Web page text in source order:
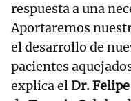
respuesta a una
Aportaremos
el desarrollo de
pacientes
explica elDr.